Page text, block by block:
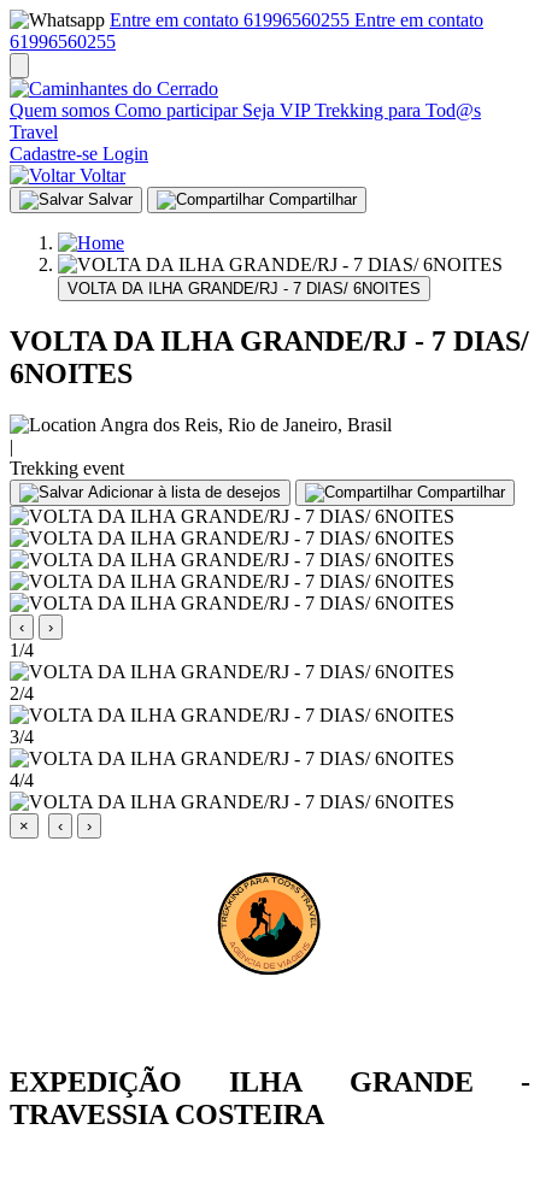
Entre em contato 61996560255 Entre em contato
61996560255
Quem somos Como participar Seja VIPTrekking para Tod@s
Travel
Cadastre-se Login
Voltar
Salvar Compartilhar
VOLTA DA ILHA GRANDE/RJ - 7 DIAS/ 6NOITES
VOLTA DA ILHA GRANDE/RJ - 7 DIAS/
6NOITES
Angra dos Reis, Rio de Janeiro, Brasil
|
Trekking event
Adicionar à lista de desejos Compartilhar
‹ ›
1/4
2/4
3/4
4/4
× ‹ ›
EXPEDIÇÃO ILHA GRANDE -
TRAVESSIA COSTEIRA